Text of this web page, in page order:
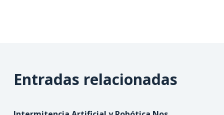
Entradas relacionadas